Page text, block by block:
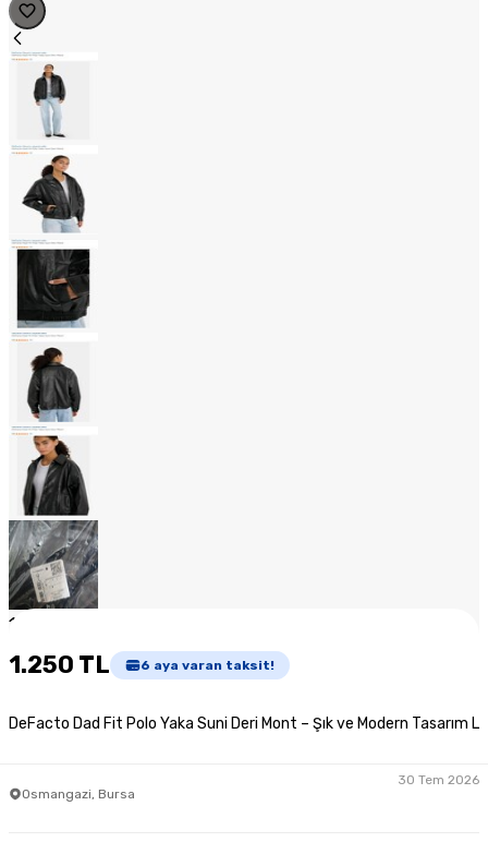
1
1.250 TL 6 aya varan taksit!
DeFacto Dad Fit Polo Yaka Suni Deri Mont – Şık ve Modern Tasarım L
Osmangazi, Bursa
30 Tem 2026